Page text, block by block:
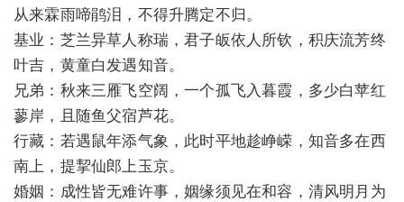
从来霖雨啼鹃泪，不得升腾定不归。
基业：芝兰异草人称瑞，君子皈依人所钦，积庆流芳终
叶吉，黄童白发遇知音。
兄弟：秋来三雁飞空阔，一个孤飞入暮霞，多少白苹红
蓼岸，且随鱼父宿芦花。
行藏：若遇鼠年添气象，此时平地趁峥嵘，知音多在西
南上，提挈仙郎上玉京。
婚姻：成性皆无难许事，姻缘须见在和容，清风明月为